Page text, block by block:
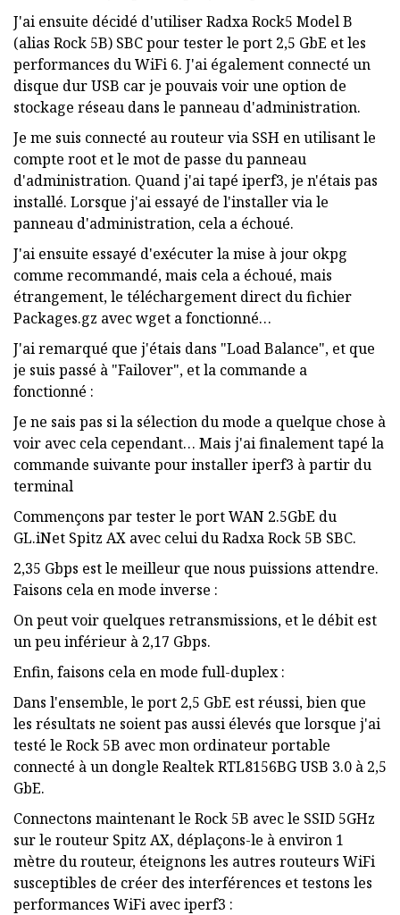
J'ai ensuite décidé d'utiliser Radxa Rock5 Model B
(alias Rock 5B) SBC pour tester le port 2,5 GbE et les
performances du WiFi 6. J'ai également connecté un
disque dur USB car je pouvais voir une option de
stockage réseau dans le panneau d'administration.
Je me suis connecté au routeur via SSH en utilisant le
compte root et le mot de passe du panneau
d'administration. Quand j'ai tapé iperf3, je n'étais pas
installé. Lorsque j'ai essayé de l'installer via le
panneau d'administration, cela a échoué.
J'ai ensuite essayé d'exécuter la mise à jour okpg
comme recommandé, mais cela a échoué, mais
étrangement, le téléchargement direct du fichier
Packages.gz avec wget a fonctionné…
J'ai remarqué que j'étais dans "Load Balance", et que
je suis passé à "Failover", et la commande a
fonctionné :
Je ne sais pas si la sélection du mode a quelque chose à
voir avec cela cependant… Mais j'ai finalement tapé la
commande suivante pour installer iperf3 à partir du
terminal
Commençons par tester le port WAN 2.5GbE du
GL.iNet Spitz AX avec celui du Radxa Rock 5B SBC.
2,35 Gbps est le meilleur que nous puissions attendre.
Faisons cela en mode inverse :
On peut voir quelques retransmissions, et le débit est
un peu inférieur à 2,17 Gbps.
Enfin, faisons cela en mode full-duplex :
Dans l'ensemble, le port 2,5 GbE est réussi, bien que
les résultats ne soient pas aussi élevés que lorsque j'ai
testé le Rock 5B avec mon ordinateur portable
connecté à un dongle Realtek RTL8156BG USB 3.0 à 2,5
GbE.
Connectons maintenant le Rock 5B avec le SSID 5GHz
sur le routeur Spitz AX, déplaçons-le à environ 1
mètre du routeur, éteignons les autres routeurs WiFi
susceptibles de créer des interférences et testons les
performances WiFi avec iperf3 :